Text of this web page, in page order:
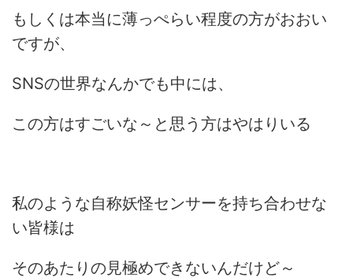
もしくは本当に薄っぺらい程度の方がおおい
ですが、
SNSの世界なんかでも中には、
この方はすごいな～と思う方はやはりいる
私のような自称妖怪センサーを持ち合わせな
い皆様は
そのあたりの見極めできないんだけど～